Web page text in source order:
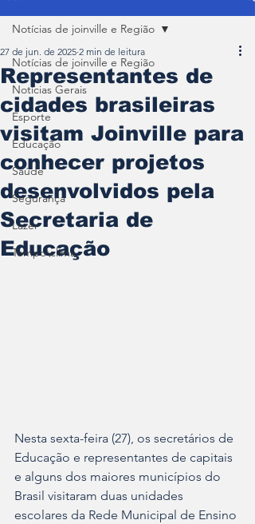
Notícias de joinville e Região
Notícias Gerais
Esporte
Educação
Saúde
Segurança
Lazer
Tempo\clima
Notícias de joinville e Região
Representantes de
cidades brasileiras
visitam Joinville para
conhecer projetos
desenvolvidos pela
Secretaria de
Educação
27 de jun. de 2025 2 min de leitura
Nesta sexta-feira (27), os secretários de
Educação e representantes de capitais
e alguns dos maiores municípios do
Brasil visitaram duas unidades
escolares da Rede Municipal de Ensino